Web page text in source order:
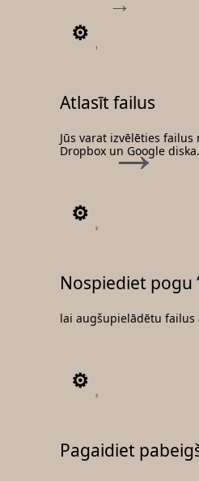
1
Atlasīt failus
Jūs varat izvēlēties
Dropbox un Google diska.
2
Nospiediet pogu
lai augšupielādētu failus
3
Pagaidiet